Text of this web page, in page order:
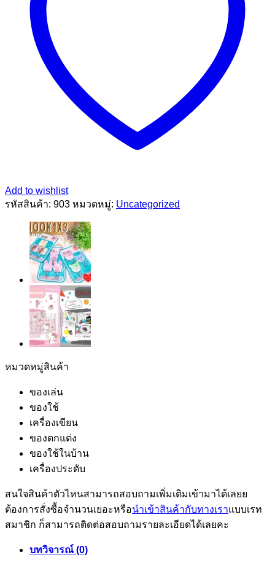
Add to wishlist
รหัสสินค้า: 903 หมวดหมู่: Uncategorized
หมวดหมู่สินค้า
ของเล่น
ของใช้
เครื่องเขียน
ของตกแต่ง
ของใช้ในบ้าน
เครื่องประดับ
สนใจสินค้าตัวไหนสามารถสอบถามเพิ่มเติมเข้ามาได้เลยย
ต้องการสั่งซื้อจำนวนเยอะหรือนำเข้าสินค้ากับทางเราแบบเรท
สมาชิก ก็สามารถติดต่อสอบถามรายละเอียดได้เลยคะ
บทวิจารณ์ (0)